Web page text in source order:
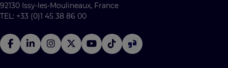
92130 Issy-les-Moulineaux, France
TEL: +33 (0)1 45 38 86 00